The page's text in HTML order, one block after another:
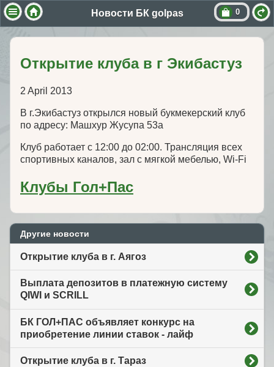
Новости БК golpas 0
Открытие клуба в г Экибастуз
2 April 2013
В г.Экибастуз открылся новый букмекерский клуб
по адресу: Машхур Жусупа 53а
Клуб работает с 12:00 до 02:00. Трансляция всех
спортивных каналов, зал с мягкой мебелью, Wi-Fi
Клубы Гол+Пас
Другие новости
Открытие клуба в г. Аягоз
Выплата депозитов в платежную систему
QIWI и SCRILL
БК ГОЛ+ПАС объявляет конкурс на
приобретение линии ставок - лайф
Открытие клуба в г. Тараз